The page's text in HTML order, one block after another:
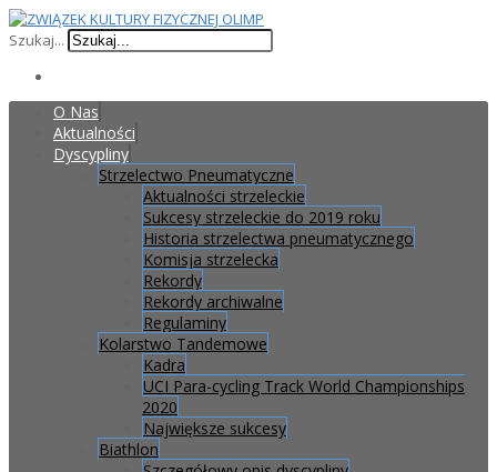
Szukaj...
O Nas
Aktualności
Dyscypliny
Strzelectwo Pneumatyczne
Aktualności strzeleckie
Sukcesy strzeleckie do 2019 roku
Historia strzelectwa pneumatycznego
Komisja strzelecka
Rekordy
Rekordy archiwalne
Regulaminy
Kolarstwo Tandemowe
Kadra
UCI Para-cycling Track World Championships
2020
Największe sukcesy
Biathlon